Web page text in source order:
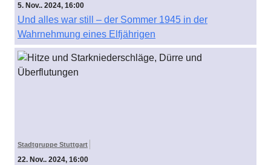
5. Nov.. 2024, 16:00
Und alles war still – der Sommer 1945 in der
Wahrnehmung eines Elfjährigen
Stadtgruppe Stuttgart
22. Nov.. 2024, 16:00